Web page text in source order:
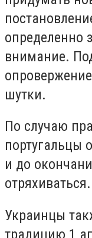
определенно
внимание.
шутки.
По случаю
португальцы
и до
отряхиваться.
Украинцы
традицию 1